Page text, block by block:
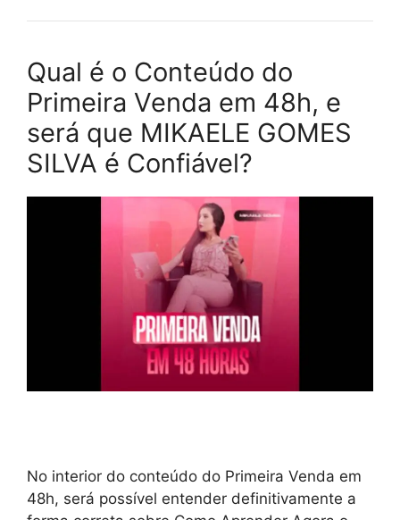
Qual é o Conteúdo do
Primeira Venda em 48h, e
será que MIKAELE GOMES
SILVA é Confiável?
No interior do conteúdo do Primeira Venda em
48h, será possível entender definitivamente a